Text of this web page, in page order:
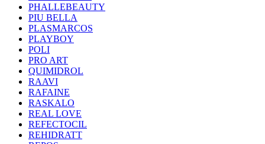
PHALLEBEAUTY
PIU BELLA
PLASMARCOS
PLAYBOY
POLI
PRO ART
QUIMIDROL
RAAVI
RAFAINE
RASKALO
REAL LOVE
REFECTOCIL
REHIDRATT